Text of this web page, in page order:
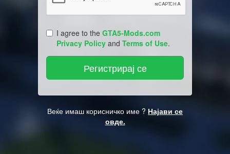
I agree to the GTA5-Mods.com
Privacy Policy and Terms of Use.
Веќе имаш корисничко име ? Најави се
овде.